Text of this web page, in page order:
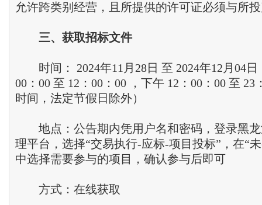
允许跨类别经营，且所提供的许可证必须与所
三、 获取招标文件
时间： 2024年11月28日 至 2024年12月04日
00：00 至 12：00：00 ，下午 12：00：00 至 23
时间，法定节假日除外）
地点：公告期内凭用户名和密码，登录黑龙
理平台，选择“交易执行-应标-项目投标”，在“
中选择需要参与的项目，确认参与后即可
方式：在线获取